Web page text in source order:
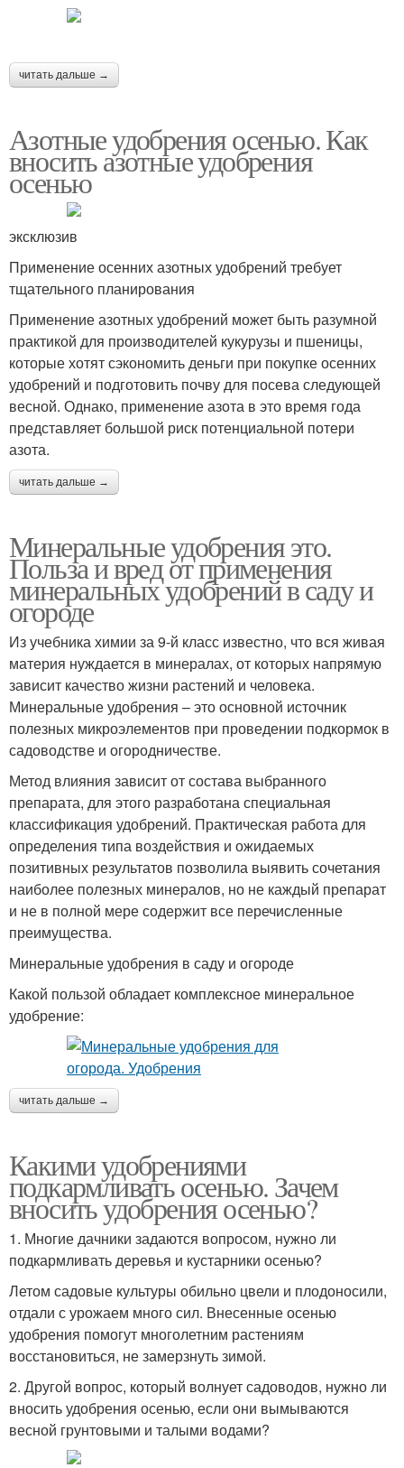
читать дальше →
Азотные удобрения осенью. Как
вносить азотные удобрения
осенью
эксклюзив
Применение осенних азотных удобрений требует
тщательного планирования
Применение азотных удобрений может быть разумной
практикой для производителей кукурузы и пшеницы,
которые хотят сэкономить деньги при покупке осенних
удобрений и подготовить почву для посева следующей
весной. Однако, применение азота в это время года
представляет большой риск потенциальной потери
азота.
читать дальше →
Минеральные удобрения это.
Польза и вред от применения
минеральных удобрений в саду и
огороде
Из учебника химии за 9-й класс известно, что вся живая
материя нуждается в минералах, от которых напрямую
зависит качество жизни растений и человека.
Минеральные удобрения – это основной источник
полезных микроэлементов при проведении подкормок в
садоводстве и огородничестве.
Метод влияния зависит от состава выбранного
препарата, для этого разработана специальная
классификация удобрений. Практическая работа для
определения типа воздействия и ожидаемых
позитивных результатов позволила выявить сочетания
наиболее полезных минералов, но не каждый препарат
и не в полной мере содержит все перечисленные
преимущества.
Минеральные удобрения в саду и огороде
Какой пользой обладает комплексное минеральное
удобрение:
читать дальше →
Какими удобрениями
подкармливать осенью. Зачем
вносить удобрения осенью?
1. Многие дачники задаются вопросом, нужно ли
подкармливать деревья и кустарники осенью?
Летом садовые культуры обильно цвели и плодоносили,
отдали с урожаем много сил. Внесенные осенью
удобрения помогут многолетним растениям
восстановиться, не замерзнуть зимой.
2. Другой вопрос, который волнует садоводов, нужно ли
вносить удобрения осенью, если они вымываются
весной грунтовыми и талыми водами?